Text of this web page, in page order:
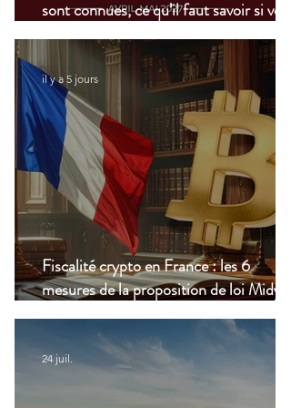
sont connues, ce qu’il faut savoir si vous
vivez à l’étranger
Fiscalité crypto en France : les 6
mesures de la proposition de loi Midy en
clair
il y a 5 jours
24 juil.